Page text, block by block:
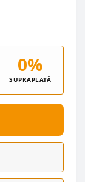
0%
SUPRAPLATĂ